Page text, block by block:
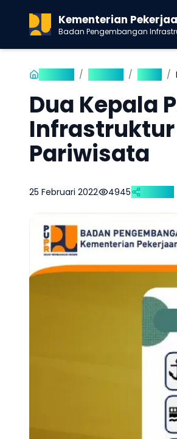
Kementerian
Badan Pengembangan
/ / /
Dua Kepala
Infrastruktur
Pariwisata
25 Februari 2022 4945